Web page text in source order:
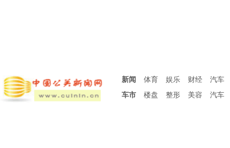
新闻 体育 娱乐 财经
汽车
车市
楼盘 整形 美容 汽车